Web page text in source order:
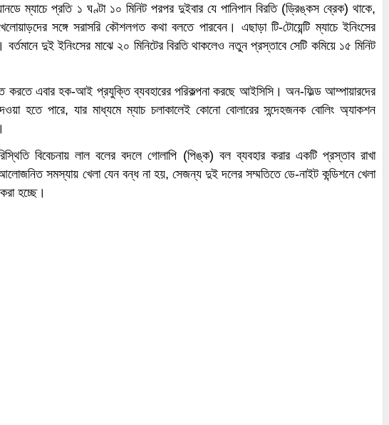
ম্যাচে প্রতি ১ ঘণ্টা ১০ মিনিট পরপর দুইবার যে পানিপান বিরতি (ড্রিঙ্কস ব্রেক) থাকে,
সঙ্গে সরাসরি কৌশলগত কথা বলতে পারবেন। এছাড়া টি-টোয়েন্টি ম্যাচে ইনিংসের
দুই ইনিংসের মাঝে ২০ মিনিটের বিরতি থাকলেও নতুন প্রস্তাবে সেটি কমিয়ে ১৫ মিনিট
এবার হক-আই প্রযুক্তি ব্যবহারের পরিকল্পনা করছে আইসিসি। অন-ফিল্ড আম্পায়ারদের
হতে পারে, যার মাধ্যমে ম্যাচ চলাকালেই কোনো বোলারের সন্দেহজনক বোলিং অ্যাকশন
বিবেচনায় লাল বলের বদলে গোলাপি (পিঙ্ক) বল ব্যবহার করার একটি প্রস্তাব রাখা
সমস্যায় খেলা যেন বন্ধ না হয়, সেজন্য দুই দলের সম্মতিতে ডে-নাইট কন্ডিশনে খেলা
হচ্ছে।